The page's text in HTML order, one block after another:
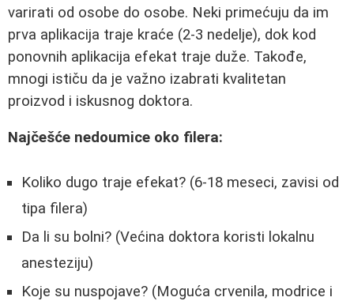
varirati od osobe do osobe. Neki primećuju da im
prva aplikacija traje kraće (2-3 nedelje), dok kod
ponovnih aplikacija efekat traje duže. Takođe,
mnogi ističu da je važno izabrati kvalitetan
proizvod i iskusnog doktora.
Najčešće nedoumice oko filera:
Koliko dugo traje efekat? (6-18 meseci, zavisi od
tipa filera)
Da li su bolni? (Većina doktora koristi lokalnu
anesteziju)
Koje su nuspojave? (Moguća crvenila, modrice i